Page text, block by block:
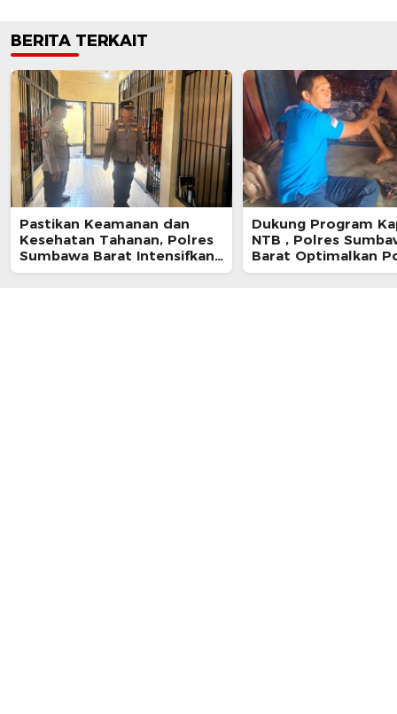
BERITA TERKAIT
Pastikan Keamanan dan
Kesehatan Tahanan, Polres
Sumbawa Barat Intensifkan
Pengecekan Rutan Secara
Dukung Program
NTB , Polres
Barat Optimalkan
dan Pendekatan